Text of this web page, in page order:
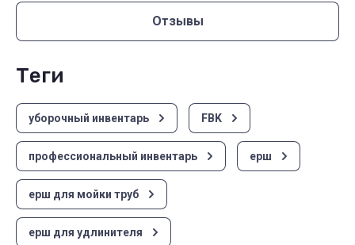
Отзывы
теги
уборочный инвентарь FBK
профессиональный инвентарь ерш
ерш для мойки труб
ерш для удлинителя